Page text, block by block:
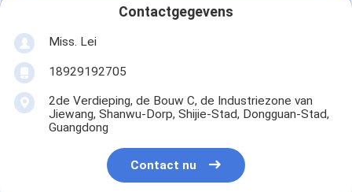
Contactgegevens
Miss. Lei
18929192705
2de Verdieping, de Bouw C, de Industriezone van
Jiewang, Shanwu-Dorp, Shijie-Stad, Dongguan-Stad,
Guangdong
Contact nu